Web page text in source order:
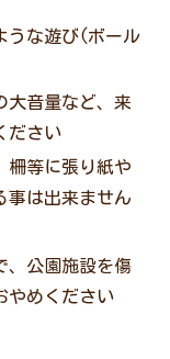
うな遊び(ボール
大音量など、来
ださい
柵等に張り紙や
事は出来ません
、公園施設を傷
やめください